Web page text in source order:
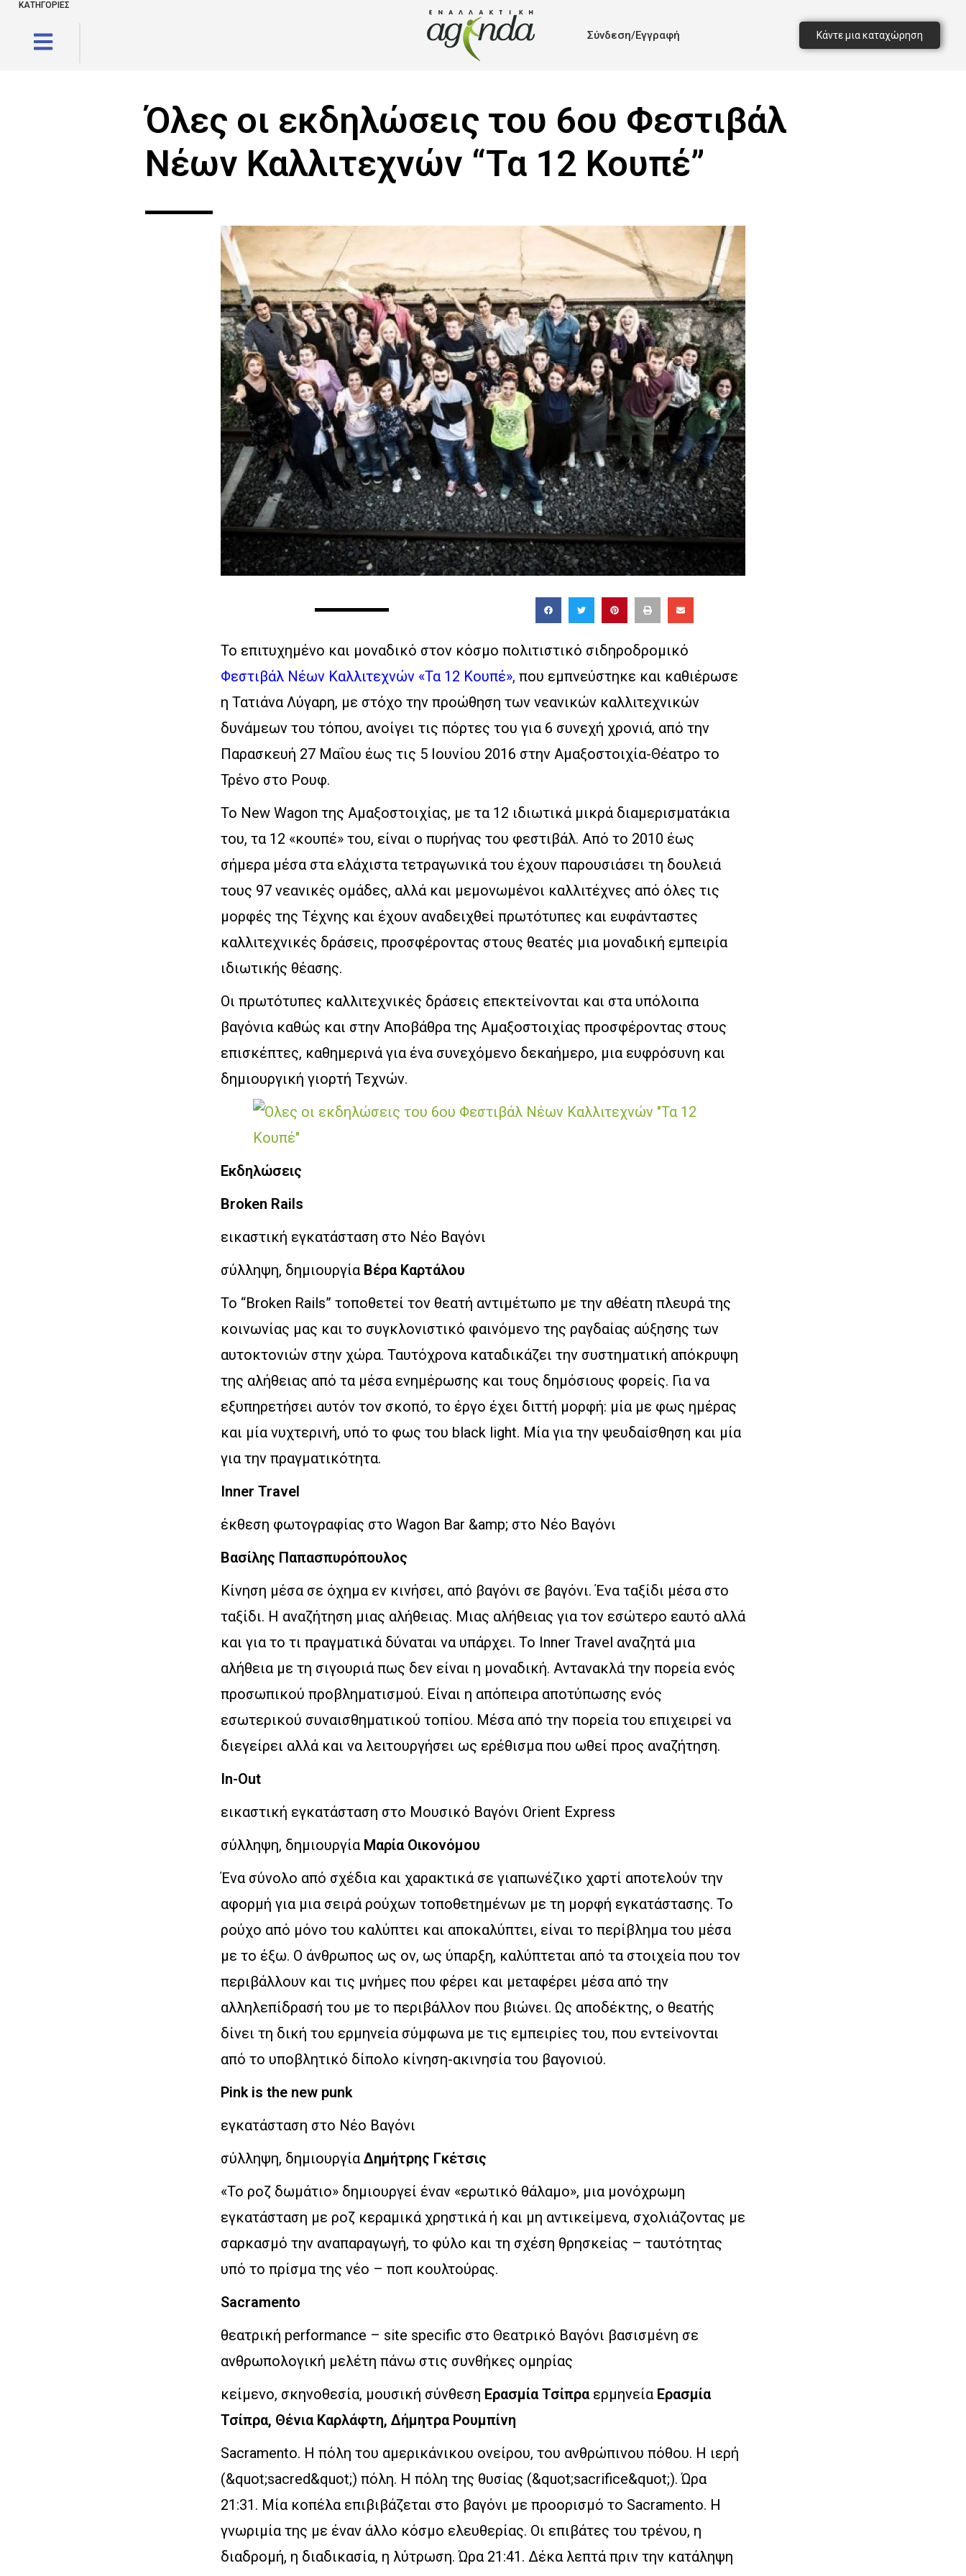
ΚΑΤΗΓΟΡΙΕΣ
Σύνδεση/Εγγραφή Κάντε μια καταχώρηση
Όλες οι εκδηλώσεις του 6ου Φεστιβάλ
Νέων Καλλιτεχνών “Τα 12 Κουπέ”
Το επιτυχημένο και μοναδικό στον κόσμο πολιτιστικό σιδηροδρομικό
Φεστιβάλ Νέων Καλλιτεχνών «Τα 12 Κουπέ», που εμπνεύστηκε και καθιέρωσε
η Τατιάνα Λύγαρη, με στόχο την προώθηση των νεανικών καλλιτεχνικών
δυνάμεων του τόπου, ανοίγει τις πόρτες του για 6 συνεχή χρονιά, από την
Παρασκευή 27 Μαΐου έως τις 5 Ιουνίου 2016 στην Αμαξοστοιχία-Θέατρο το
Τρένο στο Ρουφ.
Το New Wagon της Αμαξοστοιχίας, με τα 12 ιδιωτικά μικρά διαμερισματάκια
του, τα 12 «κουπέ» του, είναι ο πυρήνας του φεστιβάλ. Από το 2010 έως
σήμερα μέσα στα ελάχιστα τετραγωνικά του έχουν παρουσιάσει τη δουλειά
τους 97 νεανικές ομάδες, αλλά και μεμονωμένοι καλλιτέχνες από όλες τις
μορφές της Τέχνης και έχουν αναδειχθεί πρωτότυπες και ευφάνταστες
καλλιτεχνικές δράσεις, προσφέροντας στους θεατές μια μοναδική εμπειρία
ιδιωτικής θέασης.
Οι πρωτότυπες καλλιτεχνικές δράσεις επεκτείνονται και στα υπόλοιπα
βαγόνια καθώς και στην Αποβάθρα της Αμαξοστοιχίας προσφέροντας στους
επισκέπτες, καθημερινά για ένα συνεχόμενο δεκαήμερο, μια ευφρόσυνη και
δημιουργική γιορτή Τεχνών.
Εκδηλώσεις
Broken Rails
εικαστική εγκατάσταση στο Νέο Βαγόνι
σύλληψη, δημιουργία Βέρα Καρτάλου
Το “Broken Rails” τοποθετεί τον θεατή αντιμέτωπο με την αθέατη πλευρά της
κοινωνίας μας και το συγκλονιστικό φαινόμενο της ραγδαίας αύξησης των
αυτοκτονιών στην χώρα. Ταυτόχρονα καταδικάζει την συστηματική απόκρυψη
της αλήθειας από τα μέσα ενημέρωσης και τους δημόσιους φορείς. Για να
εξυπηρετήσει αυτόν τον σκοπό, το έργο έχει διττή μορφή: μία με φως ημέρας
και μία νυχτερινή, υπό το φως του black light. Μία για την ψευδαίσθηση και μία
για την πραγματικότητα.
Inner Travel
έκθεση φωτογραφίας στο Wagon Bar &amp; στο Νέο Βαγόνι
Βασίλης Παπασπυρόπουλος
Κίνηση μέσα σε όχημα εν κινήσει, από βαγόνι σε βαγόνι. Ένα ταξίδι μέσα στο
ταξίδι. Η αναζήτηση μιας αλήθειας. Μιας αλήθειας για τον εσώτερο εαυτό αλλά
και για το τι πραγματικά δύναται να υπάρχει. Το Inner Travel αναζητά μια
αλήθεια με τη σιγουριά πως δεν είναι η μοναδική. Αντανακλά την πορεία ενός
προσωπικού προβληματισμού. Είναι η απόπειρα αποτύπωσης ενός
εσωτερικού συναισθηματικού τοπίου. Μέσα από την πορεία του επιχειρεί να
διεγείρει αλλά και να λειτουργήσει ως ερέθισμα που ωθεί προς αναζήτηση.
In-Out
εικαστική εγκατάσταση στο Μουσικό Βαγόνι Orient Express
σύλληψη, δημιουργία Μαρία Οικονόμου
Ένα σύνολο από σχέδια και χαρακτικά σε γιαπωνέζικο χαρτί αποτελούν την
αφορμή για μια σειρά ρούχων τοποθετημένων με τη μορφή εγκατάστασης. Το
ρούχο από μόνο του καλύπτει και αποκαλύπτει, είναι το περίβλημα του μέσα
με το έξω. Ο άνθρωπος ως ον, ως ύπαρξη, καλύπτεται από τα στοιχεία που τον
περιβάλλουν και τις μνήμες που φέρει και μεταφέρει μέσα από την
αλληλεπίδρασή του με το περιβάλλον που βιώνει. Ως αποδέκτης, ο θεατής
δίνει τη δική του ερμηνεία σύμφωνα με τις εμπειρίες του, που εντείνονται
από το υποβλητικό δίπολο κίνηση-ακινησία του βαγονιού.
Pink is the new punk
εγκατάσταση στο Νέο Βαγόνι
σύλληψη, δημιουργία Δημήτρης Γκέτσις
«Το ροζ δωμάτιο» δημιουργεί έναν «ερωτικό θάλαμο», μια μονόχρωμη
εγκατάσταση με ροζ κεραμικά χρηστικά ή και μη αντικείμενα, σχολιάζοντας με
σαρκασμό την αναπαραγωγή, το φύλο και τη σχέση θρησκείας – ταυτότητας
υπό το πρίσμα της νέο – ποπ κουλτούρας.
Sacramento
θεατρική performance – site specific στο Θεατρικό Βαγόνι βασισμένη σε
ανθρωπολογική μελέτη πάνω στις συνθήκες ομηρίας
κείμενο, σκηνοθεσία, μουσική σύνθεση Ερασμία Τσίπρα ερμηνεία Ερασμία
Τσίπρα, Θένια Καρλάφτη, Δήμητρα Ρουμπίνη
Sacramento. Η πόλη του αμερικάνικου ονείρου, του ανθρώπινου πόθου. Η ιερή
(&quot;sacred&quot;) πόλη. Η πόλη της θυσίας (&quot;sacrifice&quot;). Ώρα
21:31. Μία κοπέλα επιβιβάζεται στο βαγόνι με προορισμό το Sacramento. Η
γνωριμία της με έναν άλλο κόσμο ελευθερίας. Οι επιβάτες του τρένου, η
διαδρομή, η διαδικασία, η λύτρωση. Ώρα 21:41. Δέκα λεπτά πριν την κατάληψη